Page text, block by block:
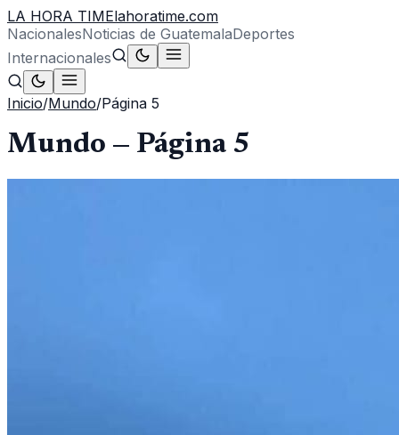
LA HORA TIMElahoratime.com
NacionalesNoticias de GuatemalaDeportes
Internacionales
Inicio/Mundo/Página 5
Mundo — Página 5